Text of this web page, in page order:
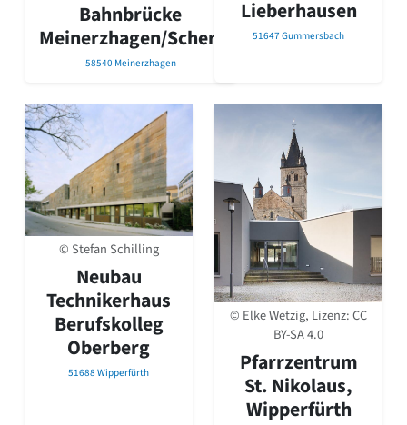
Bahnbrücke
Meinerzhagen/Scherl
58540 Meinerzhagen
Lieberhausen
51647 Gummersbach
© Stefan Schilling
Neubau
Technikerhaus
Berufskolleg
Oberberg
51688 Wipperfürth
© Elke Wetzig, Lizenz:CC
BY-SA 4.0
Pfarrzentrum
St. Nikolaus,
Wipperfürth